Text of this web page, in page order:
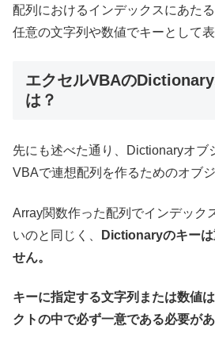
配列におけるインデックスにあた
任意の文字列や数値でキーとして表
エクセルVBAの
は？
先にも述べた通り、Dictionaryオブ
VBAで連想配列を作るためのオブジ
Array関数作った配列でインデック
いのと同じく、
Dictionaryのキー
せん。
キーに指定する文字列または数値
クトの中で必ず一意である必要があ